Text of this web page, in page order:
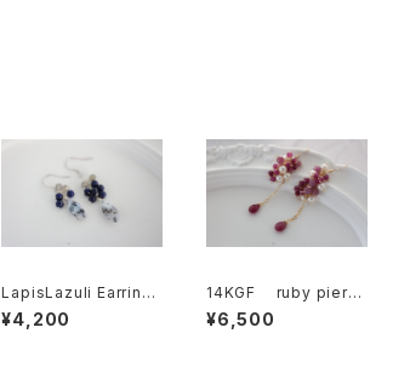
LapisLazuli Earring
[kgf5585]
¥4,200
14KGF ruby pierc
e[kgf5350]
¥6,500